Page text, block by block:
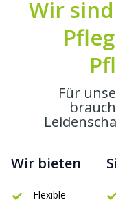
Wir
Für
Wir bieten
Flexible